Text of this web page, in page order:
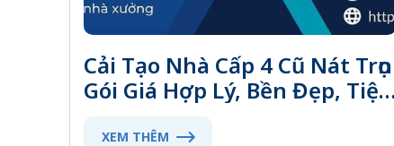
Cải Tạo Nhà Cấp 4 Cũ Nát Trọn
Gói Giá Hợp Lý, Bền Đẹp, Tiện
XEM THÊM